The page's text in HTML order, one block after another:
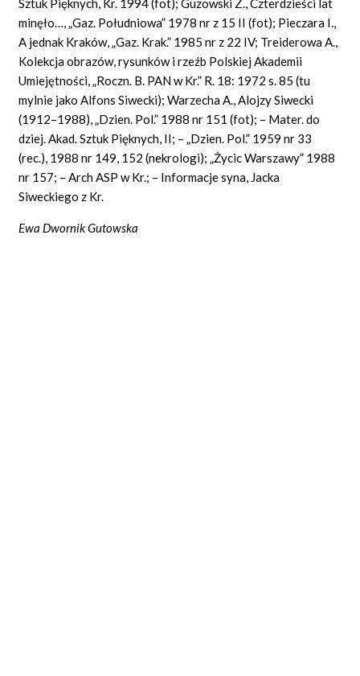
Sztuk Pięknych, Kr. 1994 (fot); Guzowski Z., Czterdzieści lat
minęło…, „Gaz. Południowa” 1978 nr z 15 II (fot); Pieczara I.,
A jednak Kraków, „Gaz. Krak.” 1985 nr z 22 IV; Treiderowa A.,
Kolekcja obrazów, rysunków i rzeźb Polskiej Akademii
Umiejętności, „Roczn. B. PAN w Kr.” R. 18: 1972 s. 85 (tu
mylnie jako Alfons Siwecki); Warzecha A., Alojzy Siwecki
(1912–1988), „Dzien. Pol.” 1988 nr 151 (fot); – Mater. do
dziej. Akad. Sztuk Pięknych, II; – „Dzien. Pol.” 1959 nr 33
(rec.), 1988 nr 149, 152 (nekrologi); „Życic Warszawy” 1988
nr 157; – Arch ASP w Kr.; – Informacje syna, Jacka
Siweckiego z Kr.
Ewa Dwornik Gutowska